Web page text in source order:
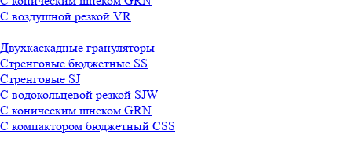
С воздушной резкой VR
Двухкаскадные грануляторы
Стренговые бюджетные SS
Стренговые SJ
С водокольцевой резкой SJW
С коническим шнеком GRN
С компактором бюджетный CSS